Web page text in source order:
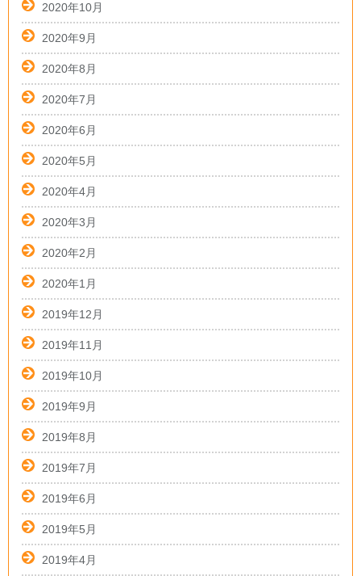
2020年10月
2020年9月
2020年8月
2020年7月
2020年6月
2020年5月
2020年4月
2020年3月
2020年2月
2020年1月
2019年12月
2019年11月
2019年10月
2019年9月
2019年8月
2019年7月
2019年6月
2019年5月
2019年4月